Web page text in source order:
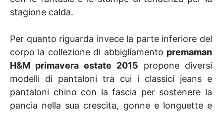
stagione calda.
Per quanto riguarda invece la parte inferiore del
corpo la collezione di abbigliamento premaman
H&M primavera estate 2015 propone diversi
modelli di pantaloni tra cui i classici jeans e
pantaloni chino con la fascia per sostenere la
pancia nella sua crescita, gonne e longuette e